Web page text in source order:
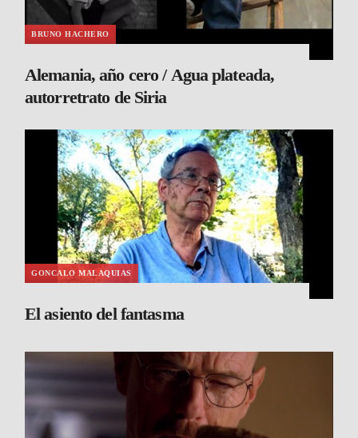
BRUNO HACHERO
Alemania, año cero / Agua plateada,
autorretrato de Siria
GONCALO MALAQUIAS
El asiento del fantasma